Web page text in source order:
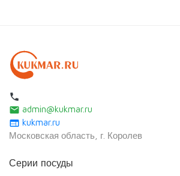
local_phone
email admin@kukmar.ru
web kukmar.ru
Московская область, г. Королев
Серии посуды